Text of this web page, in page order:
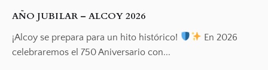
AÑO JUBILAR – ALCOY 2026
¡Alcoy se prepara para un hito histórico!
En 2026
celebraremos el 750 Aniversario con...